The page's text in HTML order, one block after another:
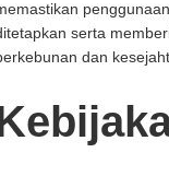
serta
dan